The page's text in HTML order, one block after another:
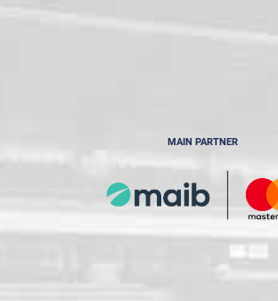
MAIN PARTNER